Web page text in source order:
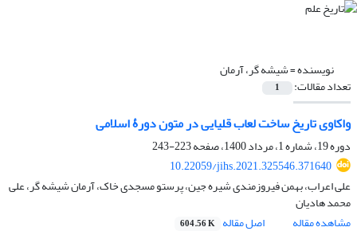
نویسنده =شیشه گر، آرمان
تعداد مقالات: 1
واکاوی تاریخ ساخت لعاب قلیایی در متون دورۀ اسلامی
دوره 19، شماره 1، مرداد 1400، صفحه
223-243
10.22059/jihs.2021.325546.371640
علی اعراب، بهمن فیروزمندی شیره جین، پرستو مسجدی خاک، آرمان شیشه گر، علی
محمد هادیان
مشاهده مقاله
اصل مقاله 604.56 K